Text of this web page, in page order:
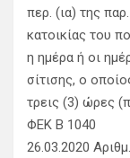
περ. (ια) της
κατοικίας του
η ημέρα ή οι
σίτισης, ο
τρεις (3) ώρες
ΦΕΚ B 1040
26.03.2020